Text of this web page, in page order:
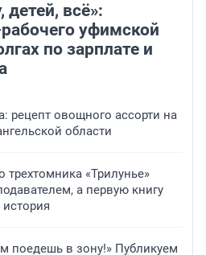
детей, всё»:
уфимской
по зарплате и
рецепт овощного ассорти на
области
трехтомника «Трилунье»
а первую книгу
поедешь в зону!» Публикуем